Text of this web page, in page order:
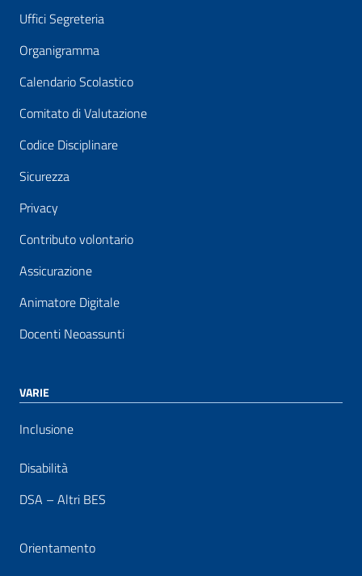
Uffici Segreteria
Organigramma
Calendario Scolastico
Comitato di Valutazione
Codice Disciplinare
Sicurezza
Privacy
Contributo volontario
Assicurazione
Animatore Digitale
Docenti Neoassunti
VARIE
Inclusione
Disabilità
DSA – Altri BES
Orientamento